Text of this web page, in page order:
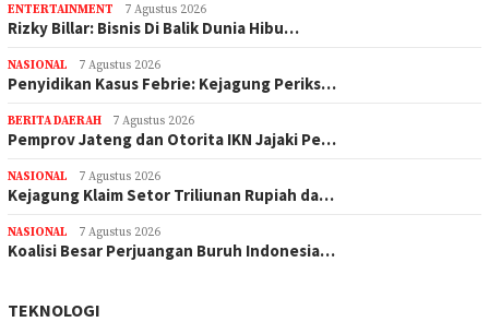
ENTERTAINMENT 7 Agustus 2026
Rizky Billar: Bisnis Di Balik Dunia Hibu…
NASIONAL 7 Agustus 2026
Penyidikan Kasus Febrie: Kejagung Periks…
BERITA DAERAH 7 Agustus 2026
Pemprov Jateng dan Otorita IKN Jajaki Pe…
NASIONAL 7 Agustus 2026
Kejagung Klaim Setor Triliunan Rupiah da…
NASIONAL 7 Agustus 2026
Koalisi Besar Perjuangan Buruh Indonesia…
TEKNOLOGI